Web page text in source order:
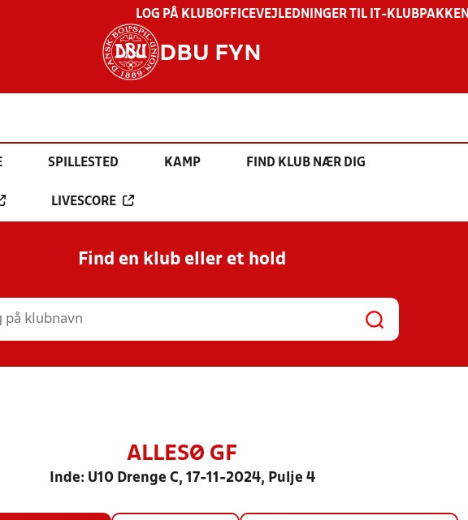
LOG PÅ KLUBOFFICEVEJLEDNINGER TIL IT-KLUBPAKKEN
DBU FYN
SPILLESTED KAMP FIND KLUB NÆR DIG
LIVESCORE
Find en klub eller et hold
ALLESØ GF
Inde: U10 Drenge C, 17-11-2024, Pulje 4